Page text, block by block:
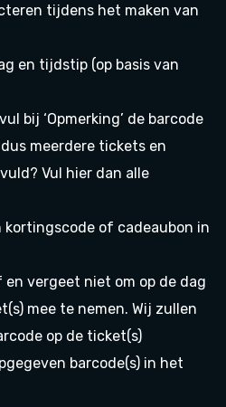
tijdens het maken van
en tijdstip (op basis van
bij ‘Opmerking’ de barcode
meerdere tickets en
Vul hier dan alle
kortingscode of cadeaubon in
vergeet niet om op de dag
mee te nemen. Wij zullen
op de ticket(s)
barcode(s) in het